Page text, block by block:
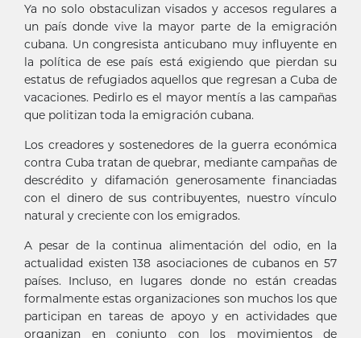
Ya no solo obstaculizan visados y accesos regulares a
un país donde vive la mayor parte de la emigración
cubana. Un congresista anticubano muy influyente en
la política de ese país está exigiendo que pierdan su
estatus de refugiados aquellos que regresan a Cuba de
vacaciones. Pedirlo es el mayor mentís a las campañas
que politizan toda la emigración cubana.
Los creadores y sostenedores de la guerra económica
contra Cuba tratan de quebrar, mediante campañas de
descrédito y difamación generosamente financiadas
con el dinero de sus contribuyentes, nuestro vínculo
natural y creciente con los emigrados.
A pesar de la continua alimentación del odio, en la
actualidad existen 138 asociaciones de cubanos en 57
países. Incluso, en lugares donde no están creadas
formalmente estas organizaciones son muchos los que
participan en tareas de apoyo y en actividades que
organizan en conjunto con los movimientos de